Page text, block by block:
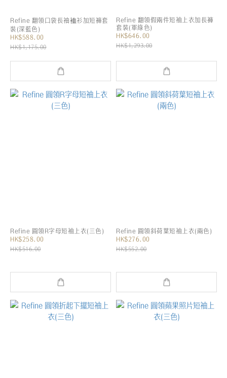
Refine 翻領口袋長袖裇衫加短褲套
裝(深藍色)
HK$588.00
HK$1,175.00
Refine 翻領假兩件短袖上衣加長褲
套裝(軍綠色)
HK$646.00
HK$1,293.00
Refine 圓領R字母短袖上衣(三色)
HK$258.00
HK$516.00
Refine 圓領斜荷葉短袖上衣(兩色)
HK$276.00
HK$552.00